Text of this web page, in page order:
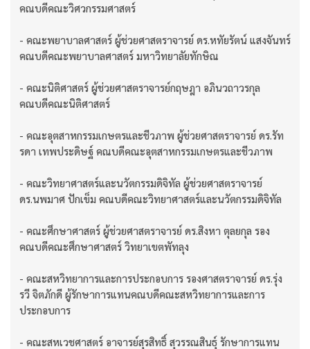
คณบดีคณะวิศวกรรมศาสตร์
- คณะพยาบาลศาสตร์ ผู้ช่วยศาสตราจารย์ ดร.หทัยรัตน์ แสงจันทร์
คณบดีคณะพยาบาลศาสตร์ มหาวิทยาลัยทักษิณ
- คณะนิติศาสตร์ ผู้ช่วยศาสตราจารย์กฤษฎา อภินวถาวรกุล
คณบดีคณะนิติศาสตร์
- คณะอุตสาหกรรมเกษตรและชีวภาพ ผู้ช่วยศาสตราจารย์ ดร.รัท
รดา เทพประดิษฐ์ คณบดีคณะอุตสาหกรรมเกษตรและชีวภาพ
- คณะวิทยาศาสตร์และนวัตกรรมดิจิทัล ผู้ช่วยศาสตราจารย์
ดร.นพมาศ ปักเข็ม คณบดีคณะวิทยาศาสตร์และนวัตกรรมดิจิทัล
- คณะศึกษาศาสตร์ ผู้ช่วยศาสตราจารย์ ดร.สิงหา ตุลยกุล รอง
คณบดีคณะศึกษาศาสตร์ วิทยาเขตพัทลุง
- คณะสหวิทยาการและการประกอบการ รองศาสตราจารย์ ดร.รุ่ง
รวี จิตภักดี ผู้รักษาการแทนคณบดีคณะสหวิทยาการและการ
ประกอบการ
- คณะสหเวชศาสตร์ อาจารย์สุรสิทธิ์ สุวรรณสินธุ์ รักษาการแทน